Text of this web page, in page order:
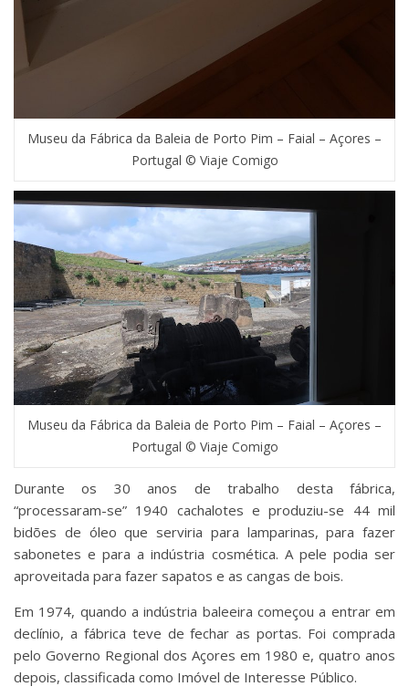
Museu da Fábrica da Baleia de Porto Pim – Faial – Açores –
Portugal © Viaje Comigo
Museu da Fábrica da Baleia de Porto Pim – Faial – Açores –
Portugal © Viaje Comigo
Durante os 30 anos de trabalho desta fábrica,
“processaram-se” 1940 cachalotes e produziu-se 44 mil
bidões de óleo que serviria para lamparinas, para fazer
sabonetes e para a indústria cosmética. A pele podia ser
aproveitada para fazer sapatos e as cangas de bois.
Em 1974, quando a indústria baleeira começou a entrar em
declínio, a fábrica teve de fechar as portas. Foi comprada
pelo Governo Regional dos Açores em 1980 e, quatro anos
depois, classificada como Imóvel de Interesse Público.